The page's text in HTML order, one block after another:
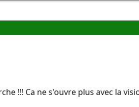
!!! Ca ne s'ouvre plus avec la